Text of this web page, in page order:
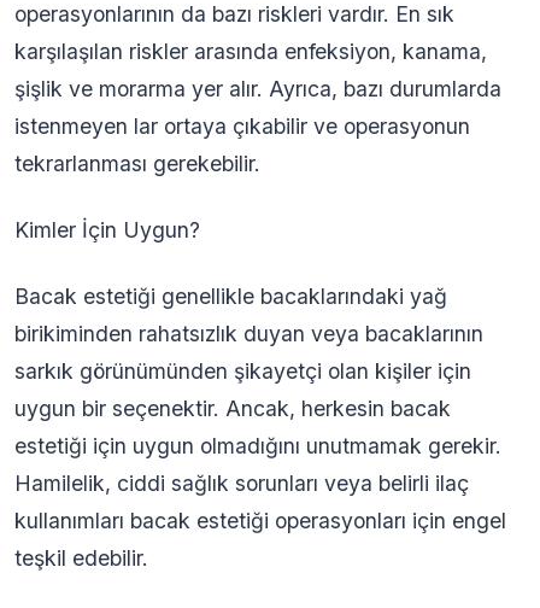
operasyonlarının da bazı riskleri vardır. En sık
karşılaşılan riskler arasında enfeksiyon, kanama,
şişlik ve morarma yer alır. Ayrıca, bazı durumlarda
istenmeyen lar ortaya çıkabilir ve operasyonun
tekrarlanması gerekebilir.
Kimler İçin Uygun?
Bacak estetiği genellikle bacaklarındaki yağ
birikiminden rahatsızlık duyan veya bacaklarının
sarkık görünümünden şikayetçi olan kişiler için
uygun bir seçenektir. Ancak, herkesin bacak
estetiği için uygun olmadığını unutmamak gerekir.
Hamilelik, ciddi sağlık sorunları veya belirli ilaç
kullanımları bacak estetiği operasyonları için engel
teşkil edebilir.